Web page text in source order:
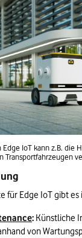
IoT kann z.B. die
Transportfahrzeugen
für Edge IoT gibt
: Künstliche
von